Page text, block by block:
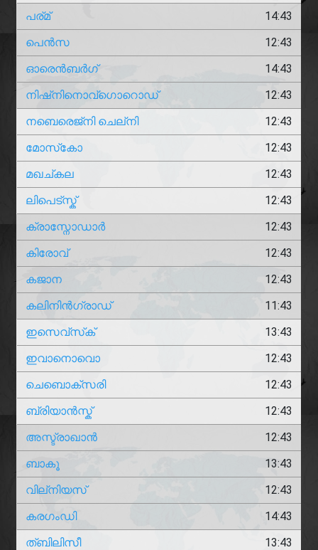
പര്മ്
14:43
പെൻസ
12:43
ഓരെൻബർഗ്
14:43
നിഷ്നിനൊവ്ഗൊറൊഡ്
12:43
നബെരെജ്നി ചെല്നി
12:43
മോസ്‌കോ
12:43
മഖച്കല
12:43
ലിപെട്സ്ക്
12:43
ക്രാസ്നോഡാർ
12:43
കിരോവ്
12:43
കജാന
12:43
കലിനിൻഗ്രാഡ്
11:43
ഇസെവ്സ്‌ക്
13:43
ഇവാനൊവൊ
12:43
ചെബൊക്സരി
12:43
ബ്രിയാൻസ്ക്
12:43
അസ്ട്രാഖാൻ
12:43
ബാകൂ
13:43
വില്നിയസ്
12:43
കരഗംഡി
14:43
ത്ബിലിസീ
13:43